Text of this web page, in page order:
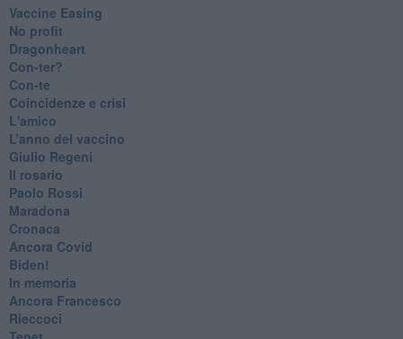
​Vaccine Easing
No profit
Dragonheart
Con-ter?
​Con-te
Coincidenze e crisi
L'amico
​L’anno del vaccino
Giulio Regeni
​Il rosario
Paolo Rossi
Maradona
Cronaca
​Ancora Covid
​Biden!
In memoria
​Ancora Francesco
Rieccoci